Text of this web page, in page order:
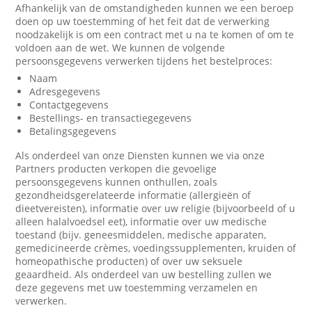
Afhankelijk van de omstandigheden kunnen we een beroep
doen op uw toestemming of het feit dat de verwerking
noodzakelijk is om een contract met u na te komen of om te
voldoen aan de wet. We kunnen de volgende
persoonsgegevens verwerken tijdens het bestelproces:
Naam
Adresgegevens
Contactgegevens
Bestellings- en transactiegegevens
Betalingsgegevens
Als onderdeel van onze Diensten kunnen we via onze
Partners producten verkopen die gevoelige
persoonsgegevens kunnen onthullen, zoals
gezondheidsgerelateerde informatie (allergieën of
dieetvereisten), informatie over uw religie (bijvoorbeeld of u
alleen halalvoedsel eet), informatie over uw medische
toestand (bijv. geneesmiddelen, medische apparaten,
gemedicineerde crèmes, voedingssupplementen, kruiden of
homeopathische producten) of over uw seksuele
geaardheid. Als onderdeel van uw bestelling zullen we
deze gegevens met uw toestemming verzamelen en
verwerken.